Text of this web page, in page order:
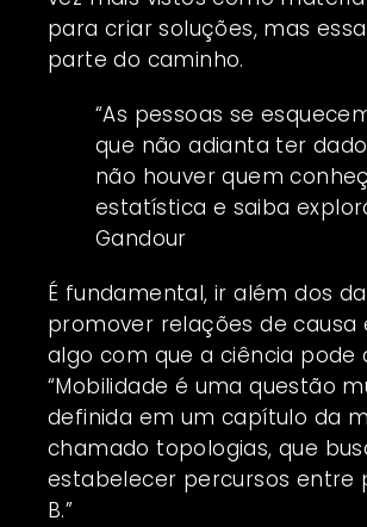
para criar soluções, mas
parte do caminho.
“As pessoas se
que não adianta ter
não houver quem
estatística e saiba
Gandour
É fundamental, ir além dos
promover relações de causa
algo com que a ciência pode
“Mobilidade é uma questão
definida em um capítulo da
chamado topologias, que
estabelecer percursos entre
B.”